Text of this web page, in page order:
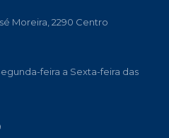
Moreira, 2290 Centro
feira a Sexta-feira das